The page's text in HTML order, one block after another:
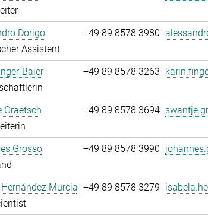
Dorigo
Assistent
+49 89 8578 3980
Baier
+49 89 8578 3263
Graetsch
+49 89 8578 3694
Grosso
+49 89 8578 3990
Murcia +49 89 8578 3279